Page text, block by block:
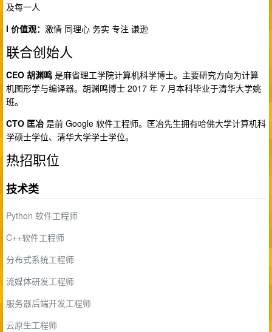
及每一人
l 价值观： 激情 同理心 务实 专注 谦逊
联合创始人
CEO 胡渊鸣 是麻省理工学院计算机科学博士。主要研究方向为计算
机图形学与编译器。胡渊鸣博士 2017 年 7 月本科毕业于清华大学姚
班。
CTO 匡冶 是前 Google 软件工程师。匡冶先生拥有哈佛大学计算机科
学硕士学位、清华大学学士学位。
热招职位
技术类
Python 软件工程师
C++软件工程师
分布式系统工程师
流媒体研发工程师
服务器后端开发工程师
云原生工程师